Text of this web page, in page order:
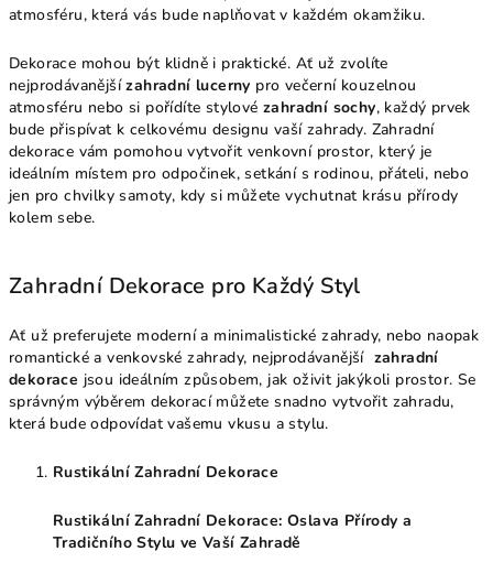
atmosféru, která vás bude naplňovat v každém okamžiku.
Dekorace mohou být klidně i praktické. Ať už zvolíte
nejprodávanějšízahradní lucerny pro večerní kouzelnou
atmosféru nebo si pořídíte stylové zahradní sochy, každý prvek
bude přispívat k celkovému designu vaší zahrady. Zahradní
dekorace vám pomohou vytvořit venkovní prostor, který je
ideálním místem pro odpočinek, setkání s rodinou, přáteli, nebo
jen pro chvilky samoty, kdy si můžete vychutnat krásu přírody
kolem sebe.
Zahradní Dekorace pro Každý Styl
Ať už preferujete moderní a minimalistické zahrady, nebo naopak
romantické a venkovské zahrady, nejprodávanější zahradní
dekorace jsou ideálním způsobem, jak oživit jakýkoli prostor. Se
správným výběrem dekorací můžete snadno vytvořit zahradu,
která bude odpovídat vašemu vkusu a stylu.
Rustikální Zahradní Dekorace
Rustikální Zahradní Dekorace: Oslava Přírody a
Tradičního Stylu ve Vaší Zahradě